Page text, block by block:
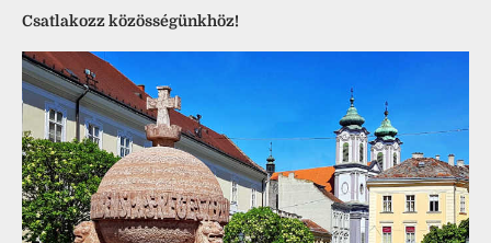
Csatlakozz közösségünkhöz!